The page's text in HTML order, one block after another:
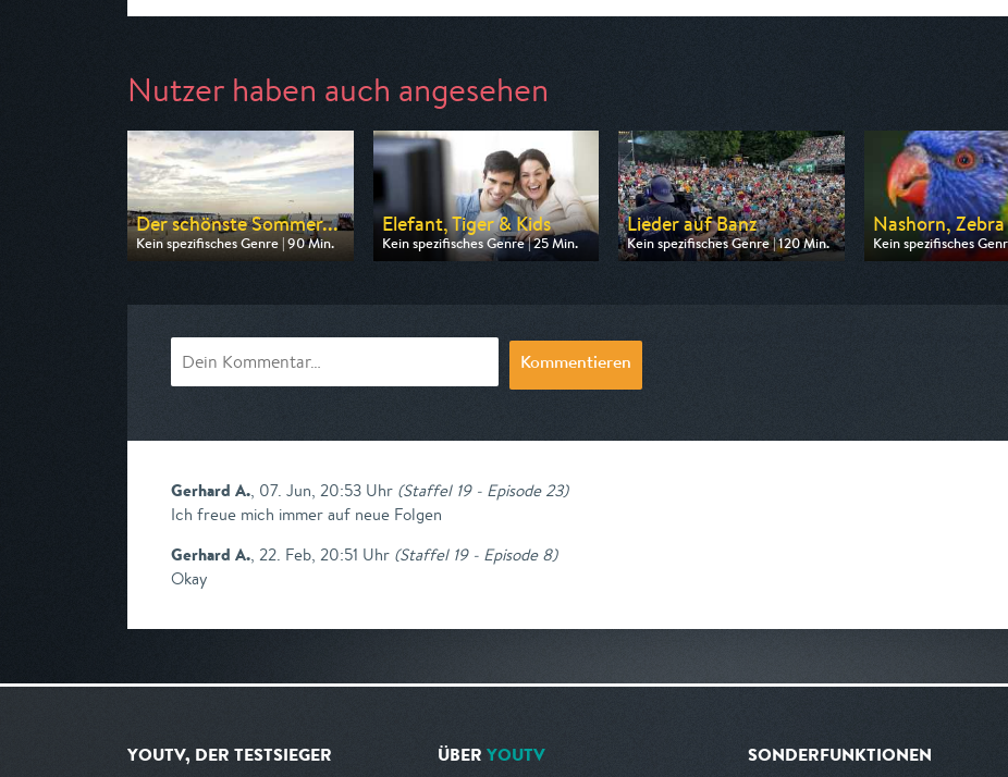
Nutzer haben auch angesehen
Der schönste Sommer...
Kein spezifisches Genre | 90 Min.
Ausgestrahlt von MDR
Elefant, Tiger & Kids
Kein spezifisches Genre | 25 Min.
Ausgestrahlt von ARD
Lieder auf Banz
Kein spezifisches Genre | 120 Min.
Ausgestrahlt von BR
Nashorn,
Kein spezifisches
Ausgestrahlt von BR
Kommentieren
Gerhard A., 07. Jun, 20:53 Uhr (Staffel 19 - Episode 23)
Ich freue mich immer auf neue Folgen
Gerhard A., 22. Feb, 20:51 Uhr (Staffel 19 - Episode 8)
Okay
YOUTV, DER TESTSIEGER ÜBER YOUTV SONDERFUNKTIONEN